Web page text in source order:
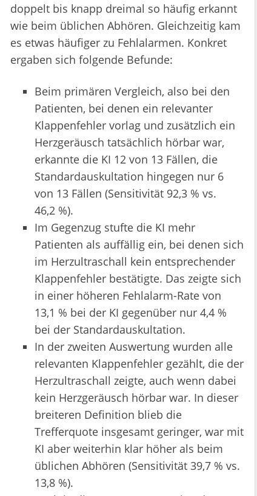
doppelt bis knapp dreimal so häufig erkannt
wie beim üblichen Abhören. Gleichzeitig kam
es etwas häufiger zu Fehlalarmen. Konkret
ergaben sich folgende Befunde:
Beim primären Vergleich, also bei den
Patienten, bei denen ein relevanter
Klappenfehler vorlag und zusätzlich ein
Herzgeräusch tatsächlich hörbar war,
erkannte die KI 12 von 13 Fällen, die
Standardauskultation hingegen nur 6
von 13 Fällen (Sensitivität 92,3 % vs.
46,2 %).
Im Gegenzug stufte die KI mehr
Patienten als auffällig ein, bei denen sich
im Herzultraschall kein entsprechender
Klappenfehler bestätigte. Das zeigte sich
in einer höheren Fehlalarm-Rate von
13,1 % bei der KI gegenüber nur 4,4 %
bei der Standardauskultation.
In der zweiten Auswertung wurden alle
relevanten Klappenfehler gezählt, die der
Herzultraschall zeigte, auch wenn dabei
kein Herzgeräusch hörbar war. In dieser
breiteren Definition blieb die
Trefferquote insgesamt geringer, war mit
KI aber weiterhin klar höher als beim
üblichen Abhören (Sensitivität 39,7 % vs.
13,8 %).